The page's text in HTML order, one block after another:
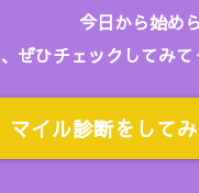
今日から始め
ぜひチェックしてみ
マイル診断をして